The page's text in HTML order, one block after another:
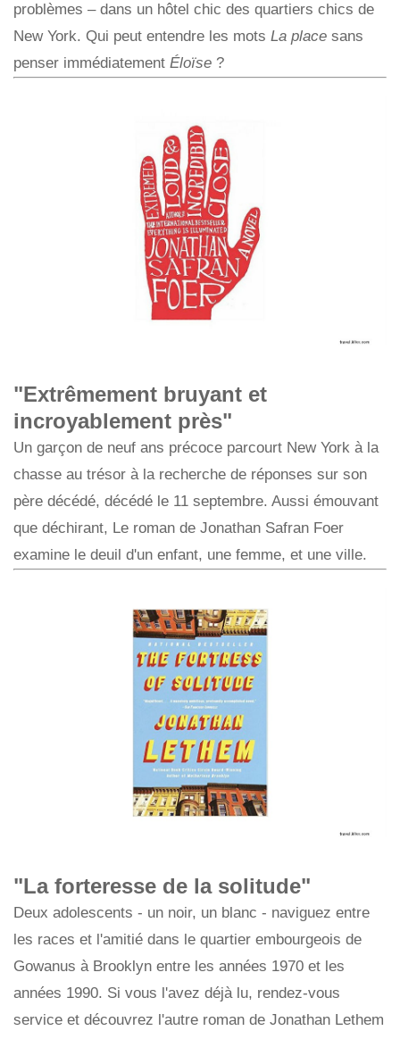
problèmes – dans un hôtel chic des quartiers chics de
New York. Qui peut entendre les mots La place sans
penser immédiatement Éloïse ?
"Extrêmement bruyant et
incroyablement près"
Un garçon de neuf ans précoce parcourt New York à la
chasse au trésor à la recherche de réponses sur son
père décédé, décédé le 11 septembre. Aussi émouvant
que déchirant, Le roman de Jonathan Safran Foer
examine le deuil d'un enfant, une femme, et une ville.
"La forteresse de la solitude"
Deux adolescents - un noir, un blanc - naviguez entre
les races et l'amitié dans le quartier embourgeois de
Gowanus à Brooklyn entre les années 1970 et les
années 1990. Si vous l'avez déjà lu, rendez-vous
service et découvrez l'autre roman de Jonathan Lethem